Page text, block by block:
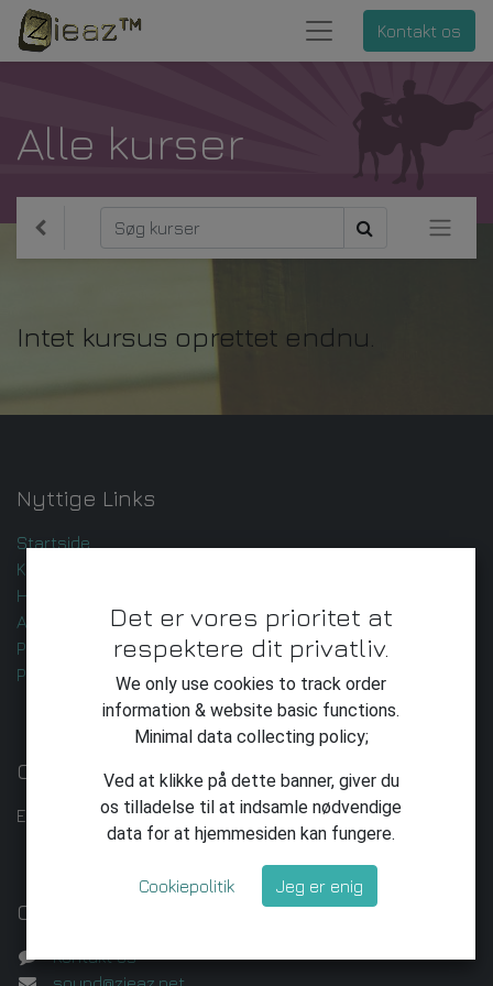
Kontakt os
Alle kurser
Intet kursus oprettet endnu.
Nyttige Links
Startside
Kontakt os
Handelsbetingelser
AI-udvikling og -leverance
Privatlivspolitik
Privatliv
Om os
Enkeltmandsvirksomhed med ambitioner.
Opret forbindelse til os
Kontakt os
Det er vores prioritet at
respektere dit privatliv.
We only use cookies to track order
information & website basic functions.
Minimal data collecting policy;
Ved at klikke på dette banner, giver du
os tilladelse til at indsamle nødvendige
data for at hjemmesiden kan fungere.
Cookiepolitik Jeg er enig